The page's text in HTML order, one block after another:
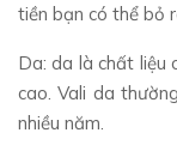
tiền bạn có thể bỏ
Da: da là chất liệu
cao. Vali da
nhiều năm.